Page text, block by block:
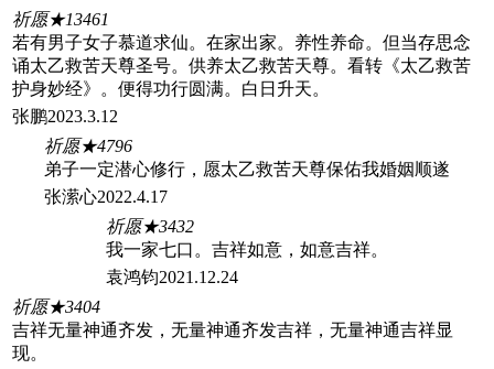
祈愿★13461
若有男子女子慕道求仙。在家出家。养性养命。但当存思念
诵太乙救苦天尊圣号。供养太乙救苦天尊。看转《太乙救苦
护身妙经》。便得功行圆满。白日升天。
张鹏2023.3.12
祈愿★4796
弟子一定潜心修行，愿太乙救苦天尊保佑我婚姻顺遂
张潆心2022.4.17
祈愿★3432
我一家七口。吉祥如意，如意吉祥。
袁鸿钧2021.12.24
祈愿★3404
吉祥无量神通齐发，无量神通齐发吉祥，无量神通吉祥显
现。